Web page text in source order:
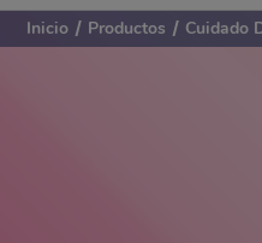
Inicio / Productos / Cuidado